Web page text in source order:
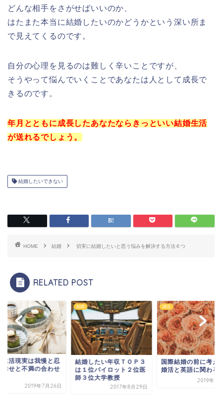
どんな相手をさがせばいいのか、
はたまた本当に結婚したいのかどうかという深い所ま
で見えてくるのです。
自分の心理を見るのは難しく辛いことですが、
そうやって悩んでいくことであなたは人として成長で
きるのです。
年月とともに成長したあなたならきっといい結婚生活
が送れるでしょう。
結婚したいできない
HOME 結婚 切実に結婚したいと思う悩みを解決する方法６つ
RELATED POST
生活現実は我慢と忍
せと不満の合わせ
2019年7月26日
結婚
結婚したい年収ＴＯＰ３
は１位パイロット２位医
師３位大学教授
2017年8月29日
婚活
国際結婚の前に考え
婚活と英語に関わる
2019年9